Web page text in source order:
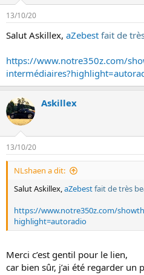
13/10/20
Salut Askillex, aZebest fait de
https://www.notre350z.com/
Askillex
13/10/20
NLshaen a dit:
Salut Askillex,aZebestfait de très
https://www.notre350z.com/
highlight=autoradio
Merci c’est gentil pour le lien,
car bien sûr, j’ai été regarder un